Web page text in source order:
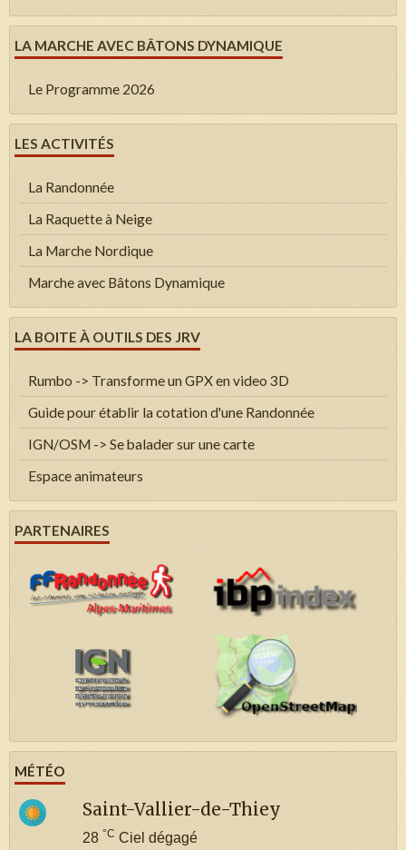
LA MARCHE AVEC BÂTONS DYNAMIQUE
Le Programme 2026
LES ACTIVITÉS
La Randonnée
La Raquette à Neige
La Marche Nordique
Marche avec Bâtons Dynamique
LA BOITE À OUTILS DES JRV
Rumbo -> Transforme un GPX en video 3D
Guide pour établir la cotation d'une Randonnée
IGN/OSM -> Se balader sur une carte
Espace animateurs
PARTENAIRES
MÉTÉO
Saint-Vallier-de-Thiey
28 °C Ciel dégagé